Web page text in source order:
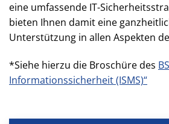
eine umfassende IT-
bieten Ihnen damit eine
Unterstützung in allen Aspekten
*Siehe hierzu die Broschüre des
Informationssicherheit (ISMS)“